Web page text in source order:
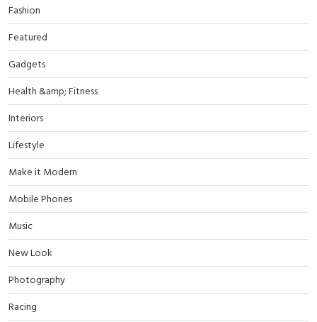
Fashion
Featured
Gadgets
Health &amp; Fitness
Interiors
Lifestyle
Make it Modern
Mobile Phones
Music
New Look
Photography
Racing